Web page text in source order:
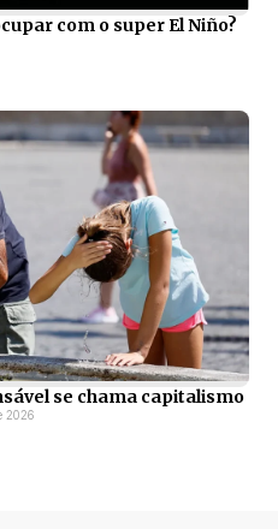
com o super El Niño?
se chama capitalismo
2026